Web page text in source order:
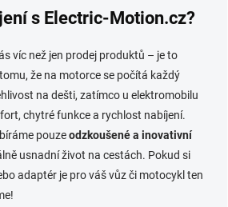
s Electric-Motion.cz?
víc než jen prodej produktů – je to
že na motorce se počítá každý
na dešti, zatímco u elektromobilu
chytré funkce a rychlost nabíjení.
pouzeodzkoušené a inovativní
usnadní život na cestách. Pokud si
adaptér je pro váš vůz či motocykl ten